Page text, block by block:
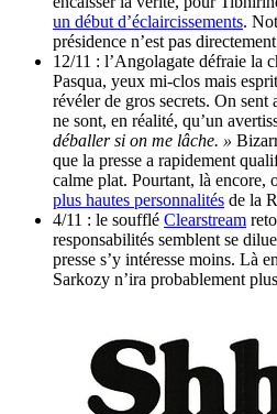
un début d’éclaircissements.
présidence n’est pas
12/11 : l’Angolagate défraie la
Pasqua, yeux mi-clos mais
révéler de gros secrets. On sent
ne sont, en réalité, qu’un
déballer si on me lâche. »
que la presse a rapidement
calme plat. Pourtant, là encore,
plus hautes personnalités de la
4/11 : le soufflé Clearstream
responsabilités semblent se
presse s’y intéresse moins. Là
Sarkozy n’ira probablement